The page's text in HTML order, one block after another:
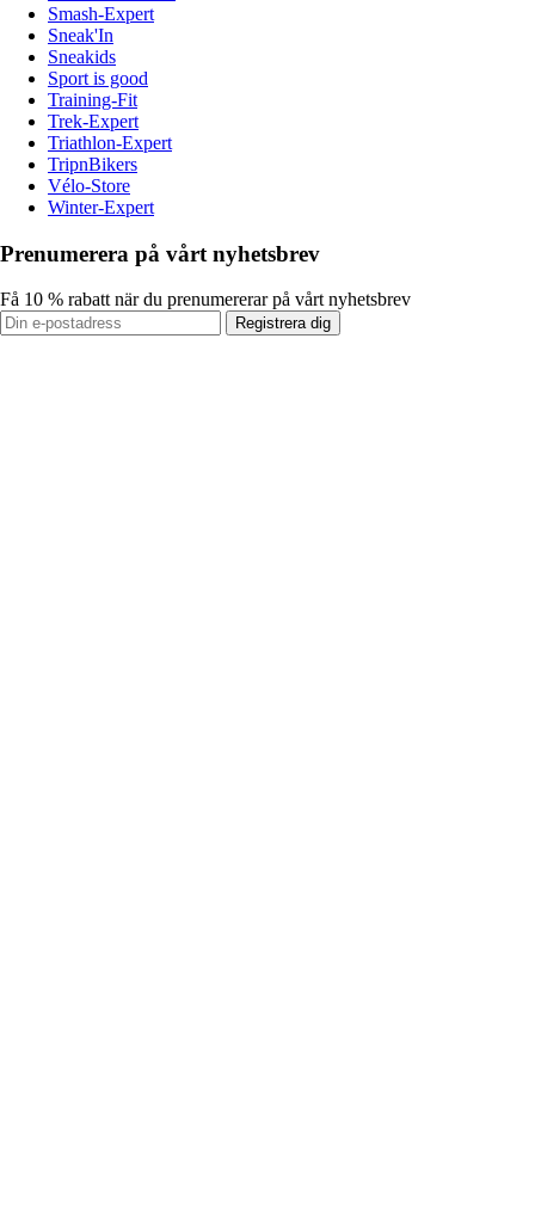
Smash-Expert
Sneak'In
Sneakids
Sport is good
Training-Fit
Trek-Expert
Triathlon-Expert
TripnBikers
Vélo-Store
Winter-Expert
Prenumerera på vårt nyhetsbrev
Få 10 % rabatt när du prenumererar på vårt nyhetsbrev
Registrera dig